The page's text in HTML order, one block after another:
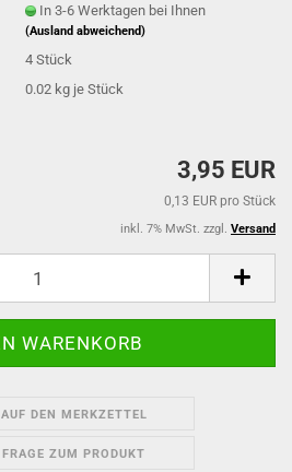
In 3-6 Werktagen bei Ihnen
(Ausland abweichend)
4Stück
0.02 kg je Stück
3,95 EUR
0,13 EUR pro Stück
inkl. 7% MwSt. zzgl. Versand
AUF DEN MERKZETTEL
FRAGE ZUM PRODUKT